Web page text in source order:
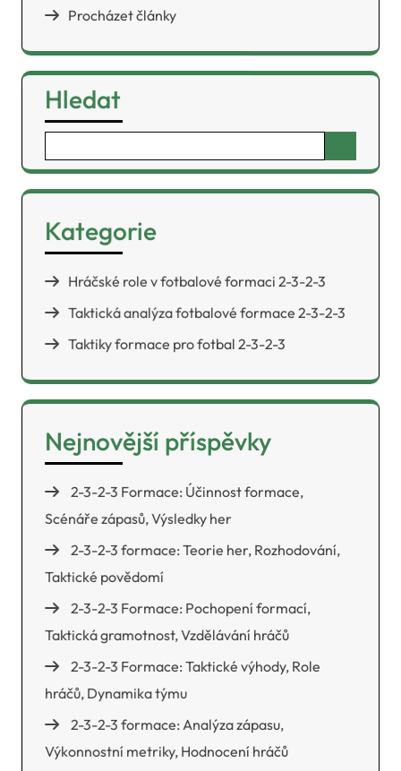
Procházet články
Hledat
for:
Kategorie
Hráčské role v fotbalové formaci 2-3-2-3
Taktická analýza fotbalové formace 2-3-2-3
Taktiky formace pro fotbal 2-3-2-3
Nejnovější příspěvky
2-3-2-3 Formace: Účinnost formace,
Scénáře zápasů, Výsledky her
2-3-2-3 formace: Teorie her, Rozhodování,
Taktické povědomí
2-3-2-3 Formace: Pochopení formací,
Taktická gramotnost, Vzdělávání hráčů
2-3-2-3 Formace: Taktické výhody, Role
hráčů, Dynamika týmu
2-3-2-3 formace: Analýza zápasu,
Výkonnostní metriky, Hodnocení hráčů